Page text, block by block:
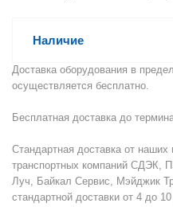
Наличие
Доставка оборудования в
осуществляется бесплатно.
Бесплатная доставка до
Стандартная доставка от
транспортных компаний СДЭК,
Луч, Байкал Сервис, Мэйджик
стандартной доставки от 4 до